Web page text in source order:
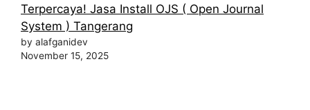
Terpercaya! Jasa Install OJS ( Open Journal
System ) Tangerang
by alafganidev
November 15, 2025